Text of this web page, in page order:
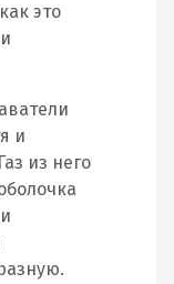
это
и
из него